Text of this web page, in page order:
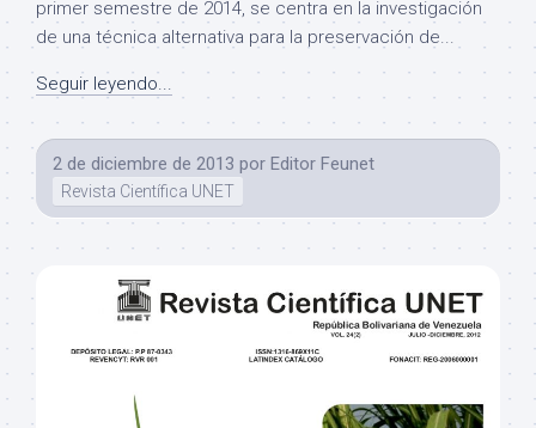
primer semestre de 2014, se centra en la investigación
de una técnica alternativa para la preservación de...
Seguir leyendo...
2 de diciembre de 2013 por Editor Feunet
Revista Científica UNET